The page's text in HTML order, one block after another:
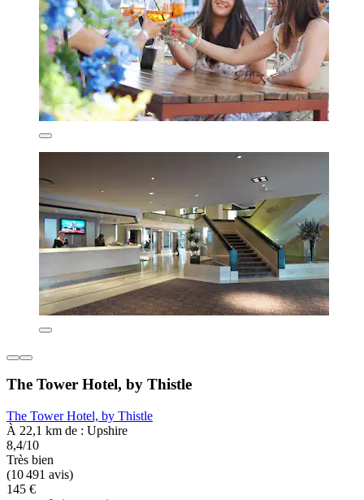
The Tower Hotel, by Thistle
The Tower Hotel, by Thistle
À 22,1 km de : Upshire
8,4/10
Très bien
(10 491 avis)
145 €